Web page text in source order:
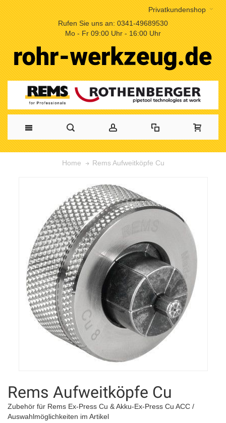
Privatkundenshop
Rufen Sie uns an: 0341-49689530
Mo - Fr 09:00 Uhr - 16:00 Uhr
Home Rems Aufweitköpfe Cu
Rems Aufweitköpfe Cu
Zubehör für Rems Ex-Press Cu & Akku-Ex-Press Cu ACC /
Auswahlmöglichkeiten im Artikel